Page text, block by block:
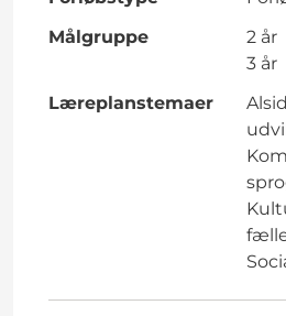
Målgruppe
2 år
3 år
Læreplanstemaer